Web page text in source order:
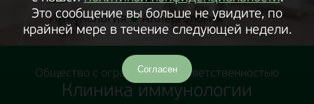
Это сообщение вы больше не увидите, по
крайней мере в течение следующей недели.
Согласен
Общество с ограниченной ответственностью
Клиника иммунологии